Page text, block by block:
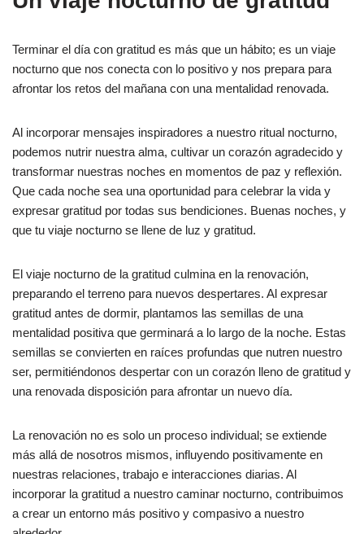
Terminar el día con gratitud es más que un hábito; es un viaje
nocturno que nos conecta con lo positivo y nos prepara para
afrontar los retos del mañana con una mentalidad renovada.
Al incorporar mensajes inspiradores a nuestro ritual nocturno,
podemos nutrir nuestra alma, cultivar un corazón agradecido y
transformar nuestras noches en momentos de paz y reflexión.
Que cada noche sea una oportunidad para celebrar la vida y
expresar gratitud por todas sus bendiciones. Buenas noches, y
que tu viaje nocturno se llene de luz y gratitud.
El viaje nocturno de la gratitud culmina en la renovación,
preparando el terreno para nuevos despertares. Al expresar
gratitud antes de dormir, plantamos las semillas de una
mentalidad positiva que germinará a lo largo de la noche. Estas
semillas se convierten en raíces profundas que nutren nuestro
ser, permitiéndonos despertar con un corazón lleno de gratitud y
una renovada disposición para afrontar un nuevo día.
La renovación no es solo un proceso individual; se extiende
más allá de nosotros mismos, influyendo positivamente en
nuestras relaciones, trabajo e interacciones diarias. Al
incorporar la gratitud a nuestro caminar nocturno, contribuimos
a crear un entorno más positivo y compasivo a nuestro